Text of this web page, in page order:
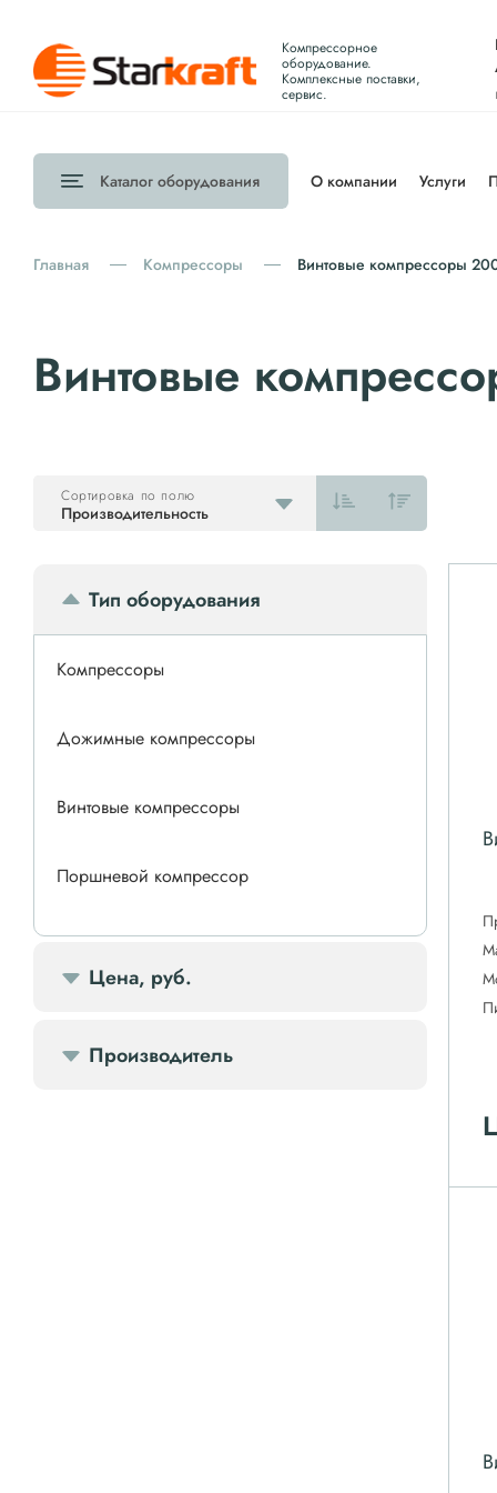
Компрессорное
оборудование.
Комплексные поставки,
сервис.
Каталог оборудования О компании Услуги
Главная Компрессоры Винтовые компрессоры
Винтовые
Производительность
Сортировка по полю
Тип оборудования
Компрессоры
Дожимные компрессоры
Винтовые компрессоры
Поршневой компрессор
Спиральные компрессоры
Цена, руб.
Производитель